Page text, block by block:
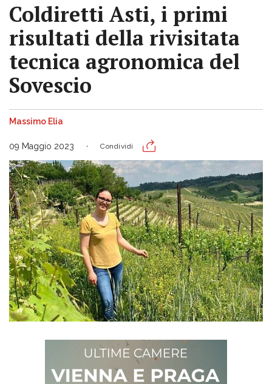
Coldiretti Asti, i primi
risultati della rivisitata
tecnica agronomica del
Sovescio
Massimo Elia
09 Maggio 2023 Condividi